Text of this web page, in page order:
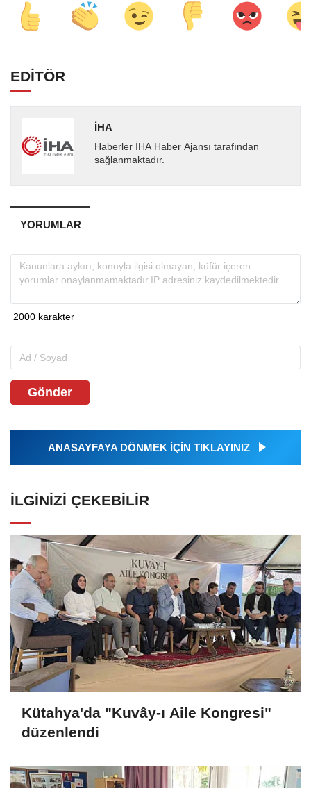
EDİTÖR
İHA
Haberler İHA Haber Ajansı tarafından
sağlanmaktadır.
YORUMLAR
Gönder
ANASAYFAYA DÖNMEK İÇİN TIKLAYINIZ
İLGINIZI ÇEKEBILIR
Kütahya'da "Kuvây-ı Aile Kongresi"
düzenlendi